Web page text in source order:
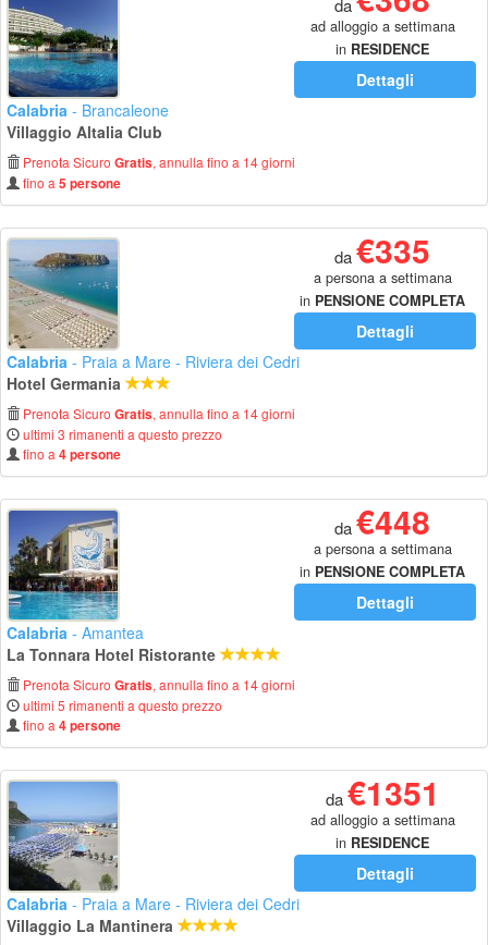
da
ad alloggio a settimana
in RESIDENCE
Dettagli
Calabria - Brancaleone
Villaggio Altalia Club
Prenota Sicuro Gratis, annulla fino a 14 giorni
fino a 5 persone
da€335
a persona a settimana
in PENSIONE COMPLETA
Dettagli
Calabria - Praia a Mare - Riviera dei Cedri
Hotel Germania
Prenota Sicuro Gratis, annulla fino a 14 giorni
ultimi 3 rimanenti a questo prezzo
fino a 4 persone
da€448
a persona a settimana
in PENSIONE COMPLETA
Dettagli
Calabria - Amantea
La Tonnara Hotel Ristorante
Prenota Sicuro Gratis, annulla fino a 14 giorni
ultimi 5 rimanenti a questo prezzo
fino a 4 persone
da€1351
ad alloggio a settimana
in RESIDENCE
Dettagli
Calabria - Praia a Mare - Riviera dei Cedri
Villaggio La Mantinera